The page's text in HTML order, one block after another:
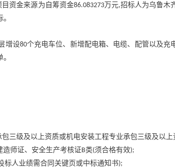
目资金来源为自筹资金86.083273万元,招标人为乌鲁木
增设80个充电车位、新增配电箱、电缆、配管以及充
三级及以上资质或机电安装工程专业承包三级及以上
造师证、安全生产考核证B类(须合格有效);
标人业绩需合同关键页或中标通知书);